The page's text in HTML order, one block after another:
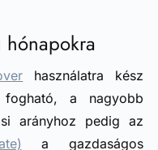
hónapokra
használatra kész
fogható, a nagyobb
arányhoz pedig az
a gazdaságos